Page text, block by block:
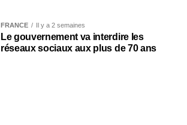
FRANCE Il y a 2 semaines
Le gouvernement va interdire les
réseaux sociaux aux plus de 70 ans